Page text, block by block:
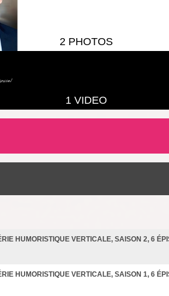
2 PHOTOS
1 VIDEO
HUMORISTIQUE VERTICALE, SAISON 2, 6
HUMORISTIQUE VERTICALE, SAISON 1, 6